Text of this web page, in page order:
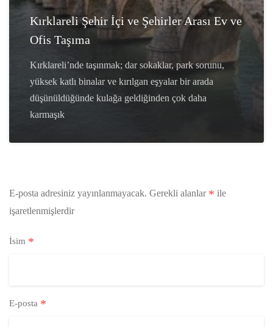
Kırklareli Şehir İçi ve Şehirler Arası Ev ve
Ofis Taşıma
Kırklareli’nde taşınmak; dar sokaklar, park sorunu,
yüksek katlı binalar ve kırılgan eşyalar bir arada
düşünüldüğünde kulağa geldiğinden çok daha
karmaşık
E-posta adresiniz yayınlanmayacak. Gerekli alanlar * ile
işaretlenmişlerdir
İsim *
E-posta *